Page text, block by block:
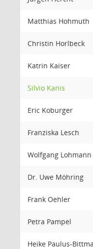
Matthias Hohmuth
Christin Horlbeck
Katrin Kaiser
Silvio Kanis
Eric Koburger
Franziska Lesch
Wolfgang Lohmann
Dr. Uwe Möhring
Frank Oehler
Petra Pampel
Heike Paulus-